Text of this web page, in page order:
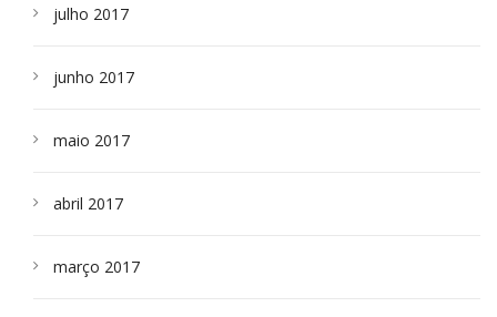
julho 2017
junho 2017
maio 2017
abril 2017
março 2017